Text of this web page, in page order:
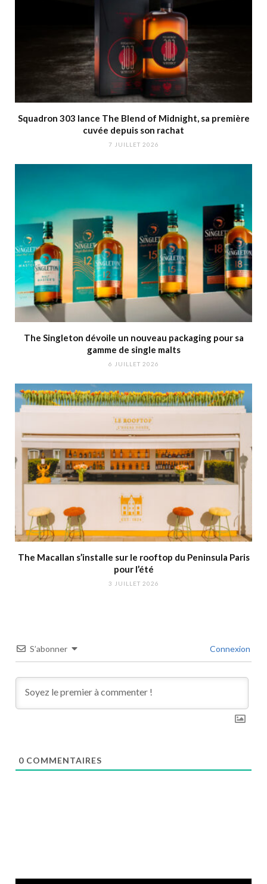
Squadron 303 lance The Blend of Midnight, sa première
cuvée depuis son rachat
7 JUILLET 2026
The Singleton dévoile un nouveau packaging pour sa
gamme de single malts
6 JUILLET 2026
The Macallan s’installe sur le rooftop du Peninsula Paris
pour l’été
3 JUILLET 2026
S’abonner Connexion
0 COMMENTAIRES